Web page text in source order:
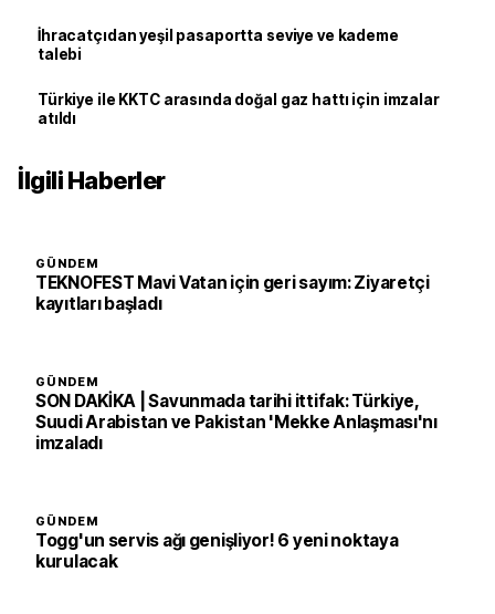
İhracatçıdan yeşil pasaportta seviye ve kademe
talebi
Türkiye ile KKTC arasında doğal gaz hattı için imzalar
atıldı
İlgili Haberler
GÜNDEM
TEKNOFEST Mavi Vatan için geri sayım: Ziyaretçi
kayıtları başladı
GÜNDEM
SON DAKİKA | Savunmada tarihi ittifak: Türkiye,
Suudi Arabistan ve Pakistan 'Mekke Anlaşması'nı
imzaladı
GÜNDEM
Togg'un servis ağı genişliyor! 6 yeni noktaya
kurulacak